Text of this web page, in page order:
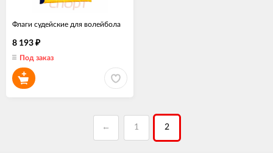
Флаги судейские для волейбола
8 193 ₽
Под заказ
← 1 2